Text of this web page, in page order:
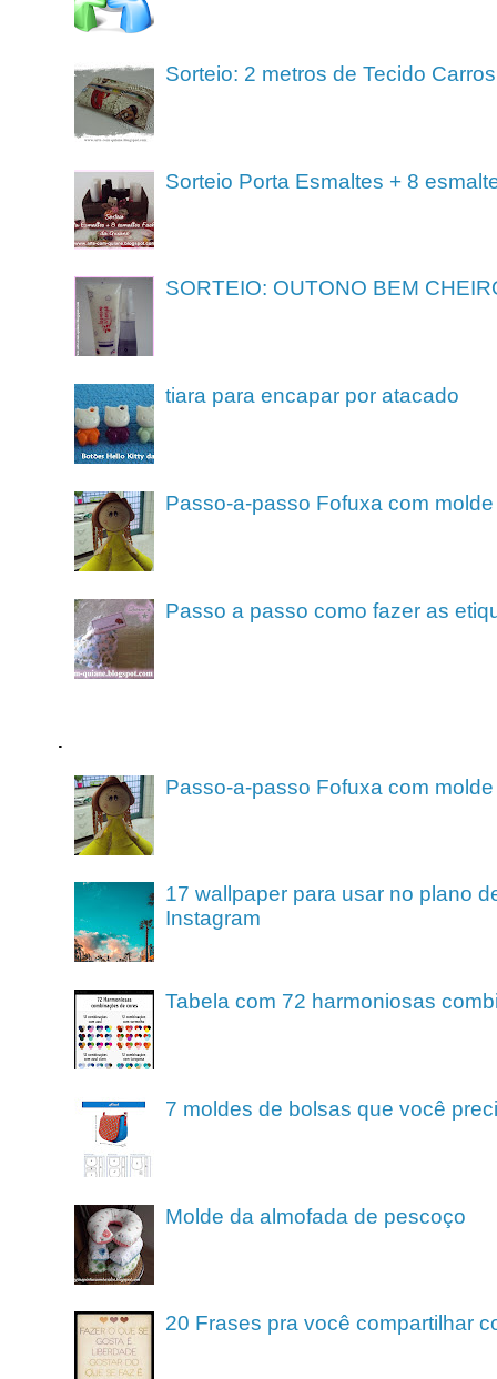
Sorteio: 2 metros de Tecido Carros
Sorteio Porta Esmaltes + 8
SORTEIO: OUTONO BEM
tiara para encapar por atacado
Passo-a-passo Fofuxa com molde
Passo a passo como fazer as
.
Passo-a-passo Fofuxa com molde
17 wallpaper para usar no plano
Instagram
Tabela com 72 harmoniosas
7 moldes de bolsas que você
Molde da almofada de pescoço
20 Frases pra você compartilhar